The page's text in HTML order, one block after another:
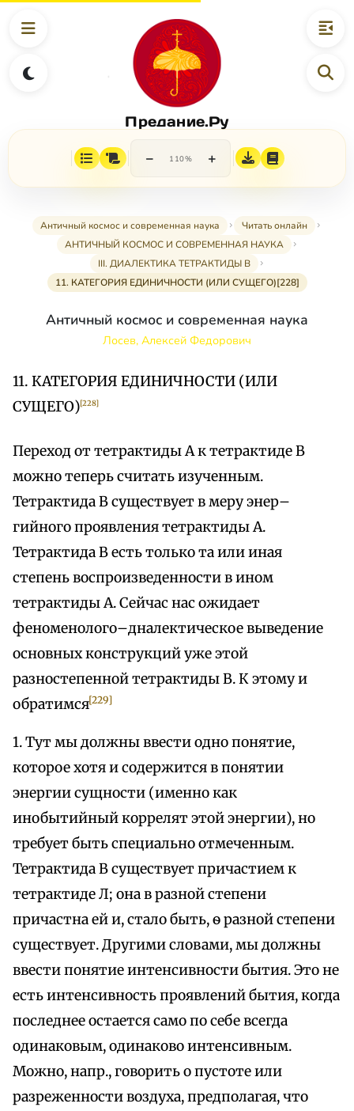
Предание.Ру
− 110% +
Античный космос и современная наука
Читать онлайн
АНТИЧНЫЙ КОСМОС И СОВРЕМЕННАЯ НАУКА
III. ДИАЛЕКТИКА ТЕТРАКТИДЫ В
11. КАТЕГОРИЯ ЕДИНИЧНОСТИ (ИЛИ СУЩЕГО)[228]
Античный космос и современная наука
Лосев, Алексей Федорович
11. КАТЕГОРИЯ ЕДИНИЧНОСТИ (ИЛИ
СУЩЕГО)[228]
Переход от тетрактиды А к тетрактиде В
можно теперь считать изученным.
Тетрактида В существует в меру энер–
гийного проявления тетрактиды А.
Тетрактида В есть только та или иная
степень воспроизведенности в ином
тетрактиды А. Сейчас нас ожидает
феноменолого–дналектическое выведение
основных конструкций уже этой
разностепенной тетрактиды В. К этому и
обратимся[229]
1. Тут мы должны ввести одно понятие,
которое хотя и содержится в понятии
энергии сущности (именно как
инобытийный коррелят этой энергии), но
требует быть специально отмеченным.
Тетрактида В существует причастием к
тетрактиде Л; она в разной степени
причастна ей и, стало быть, ѳ разной степени
существует. Другими словами, мы должны
ввести понятие интенсивности бытия. Это не
есть интенсивность проявлений бытия, когда
последнее остается само по себе всегда
одинаковым, одинаково интенсивным.
Можно, напр., говорить о пустоте или
разреженности воздуха, предполагая, что